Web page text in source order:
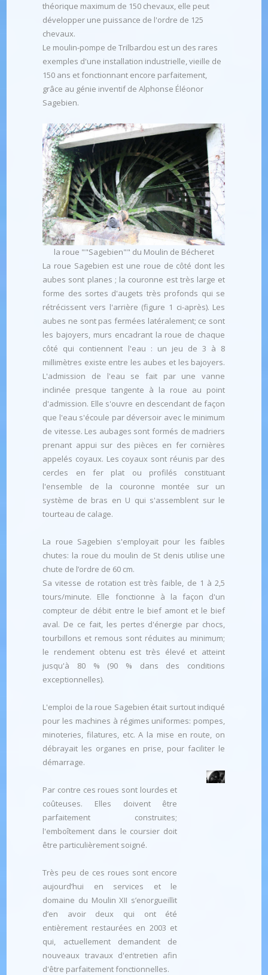
théorique maximum de 150 chevaux, elle peut
développer une puissance de l'ordre de 125
chevaux.
Le moulin-pompe de Trilbardou est un des rares
exemples d'une installation industrielle, vieille de
150 ans et fonctionnant encore parfaitement,
grâce au génie inventif de Alphonse Éléonor
Sagebien.
la roue ""Sagebien"" du Moulin de Bécheret
La roue Sagebien est une roue de côté dont les
aubes sont planes ; la couronne est très large et
forme des sortes d'augets très profonds qui se
rétrécissent vers l'arrière (figure 1 ci-après). Les
aubes ne sont pas fermées latéralement; ce sont
les bajoyers, murs encadrant la roue de chaque
côté qui contiennent l'eau : un jeu de 3 à 8
millimètres existe entre les aubes et les bajoyers.
L'admission de l'eau se fait par une vanne
inclinée presque tangente à la roue au point
d'admission. Elle s'ouvre en descendant de façon
que l'eau s'écoule par déversoir avec le minimum
de vitesse. Les aubages sont formés de madriers
prenant appui sur des pièces en fer cornières
appelés coyaux. Les coyaux sont réunis par des
cercles en fer plat ou profilés constituant
l'ensemble de la couronne montée sur un
système de bras en U qui s'assemblent sur le
tourteau de calage.
La roue Sagebien s'employait pour les faibles
chutes: la roue du moulin de St denis utilise une
chute de l’ordre de 60 cm.
Sa vitesse de rotation est très faible, de 1 à 2,5
tours/minute. Elle fonctionne à la façon d'un
compteur de débit entre le bief amont et le bief
aval. De ce fait, les pertes d'énergie par chocs,
tourbillons et remous sont réduites au minimum;
le rendement obtenu est très élevé et atteint
jusqu'à 80 % (90 % dans des conditions
exceptionnelles).
L'emploi de la roue Sagebien était surtout indiqué
pour les machines à régimes uniformes: pompes,
minoteries, filatures, etc. A la mise en route, on
débrayait les organes en prise, pour faciliter le
démarrage.
Par contre ces roues sont lourdes et
coûteuses. Elles doivent être
parfaitement construites;
l'emboîtement dans le coursier doit
être particulièrement soigné.
Très peu de ces roues sont encore
aujourd’hui en services et le
domaine du Moulin XII s’enorgueillit
d’en avoir deux qui ont été
entièrement restaurées en 2003 et
qui, actuellement demandent de
nouveaux travaux d'entretien afin
d'être parfaitement fonctionnelles.